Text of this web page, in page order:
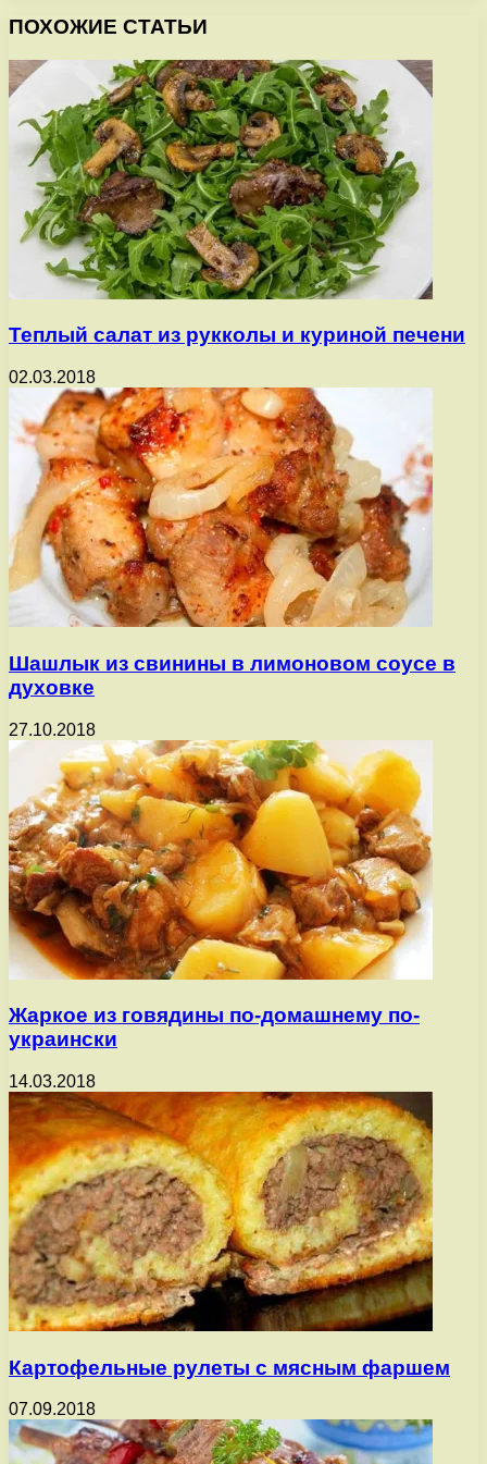
ПОХОЖИЕ СТАТЬИ
Теплый салат из рукколы и куриной печени
02.03.2018
Шашлык из свинины в лимоновом соусе в
духовке
27.10.2018
Жаркое из говядины по-домашнему по-
украински
14.03.2018
Картофельные рулеты с мясным фаршем
07.09.2018